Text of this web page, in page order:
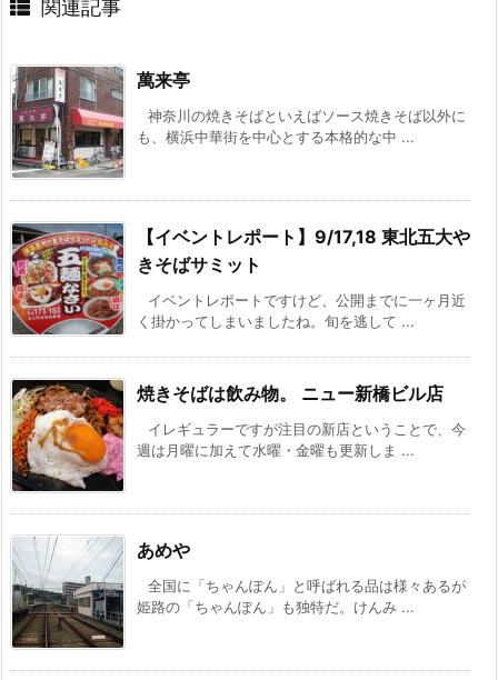
関連記事
萬来亭
神奈川の焼きそばといえばソース焼きそば以外に
も、横浜中華街を中心とする本格的な中 ...
【イベントレポート】9/17,18 東北五大や
きそばサミット
イベントレポートですけど、公開までに一ヶ月近
く掛かってしまいましたね。旬を逃して ...
焼きそばは飲み物。 ニュー新橋ビル店
イレギュラーですが注目の新店ということで、今
週は月曜に加えて水曜・金曜も更新しま ...
あめや
全国に「ちゃんぽん」と呼ばれる品は様々あるが
姫路の「ちゃんぽん」も独特だ。けんみ ...